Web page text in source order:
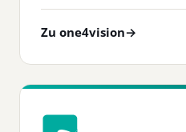
Zu one4vision→